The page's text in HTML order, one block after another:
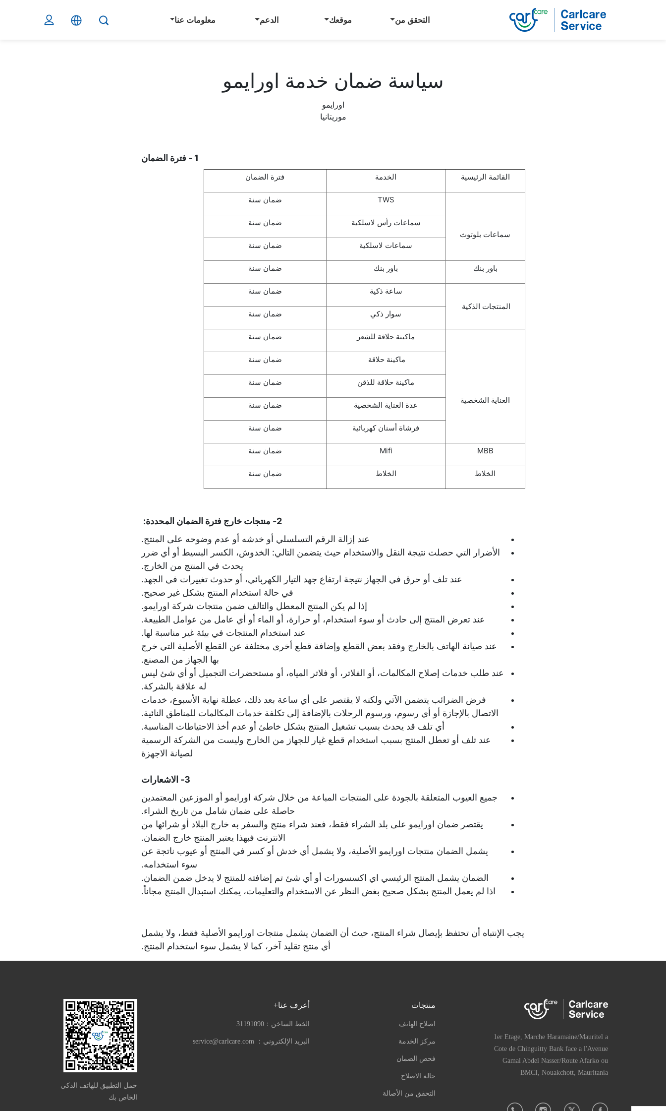
التحقق من موقعك الدعم معلومات عنا
سياسة ضمان خدمة اورايمو
اورايمو
موريتانيا
1 - فترة الضمان
القائمة الرئيسية الخدمة فترة الضمان
سماعات بلوتوث
TWS ضمان سنة
سماعات رأس لاسلكية ضمان سنة
سماعات لاسلكية ضمان سنة
باور بنك باور بنك ضمان سنة
المنتجات الذكية
ساعة ذكية ضمان سنة
سوار ذكي ضمان سنة
العناية الشخصية
ماكينة حلاقة للشعر ضمان سنة
ماكينة حلاقة ضمان سنة
ماكينة حلاقة للذقن ضمان سنة
عدة العناية الشخصية ضمان سنة
فرشاة أسنان كهربائية ضمان سنة
MBB
Mifi ضمان سنة
الخلاط الخلاط ضمان سنة
2- منتجات خارج فترة الضمان المحددة:
عند إزالة الرقم التسلسلي أو خدشه أو عدم وضوحه على المنتج.
الأضرار التي حصلت نتيجة النقل والاستخدام حيث يتضمن التالي: الخدوش، الكسر البسيط أو أي ضرر
يحدث في المنتج من الخارج.
عند تلف أو حرق في الجهاز نتيجة ارتفاع جهد التيار الكهربائي، أو حدوث تغييرات في الجهد.
في حالة استخدام المنتج بشكل غير صحيح.
إذا لم يكن المنتج المعطل والتالف ضمن منتجات شركة اورايمو.
عند تعرض المنتج إلى حادث أو سوء استخدام، أو حرارة، أو الماء أو أي عامل من عوامل الطبيعة.
عند استخدام المنتجات في بيئة غير مناسبة لها.
عند صيانة الهاتف بالخارج وفقد بعض القطع وإضافة قطع أخرى مختلفة عن القطع الأصلية التي خرج
بها الجهاز من المصنع.
عند طلب خدمات إصلاح المكالمات، أو الفلاتر، أو فلاتر المياه، أو مستحضرات التجميل أو أي شئ ليس
له علاقة بالشركة.
فرض الضرائب يتضمن الآتي ولكنه لا يقتصر على أي ساعة بعد ذلك، عطلة نهاية الأسبوع، خدمات
الاتصال بالإجازة أو أي رسوم، ورسوم الرحلات بالإضافة إلى تكلفة خدمات المكالمات للمناطق النائية.
أي تلف قد يحدث بسبب تشغيل المنتج بشكل خاطئ أو عدم أخذ الاحتياطات المناسبة.
عند تلف أو تعطل المنتج بسبب استخدام قطع غيار للجهاز من الخارج وليست من الشركة الرسمية
لصيانة الاجهزة
3- الاشعارات
جميع العيوب المتعلقة بالجودة على المنتجات المباعة من خلال شركة اورايمو أو الموزعين المعتمدين
حاصلة على ضمان شامل من تاريخ الشراء.
يقتصر ضمان اورايمو على بلد الشراء فقط، فعند شراء منتج والسفر به خارج البلاد أو شرائها من
الانترنت فبهذا يعتبر المنتج خارج الضمان.
يشمل الضمان منتجات اورايمو الأصلية، ولا يشمل أي خدش أو كسر في المنتج أو عيوب ناتجة عن
سوء استخدامه.
الضمان يشمل المنتج الرئيسي اي اكسسورات أو أي شئ تم إضافته للمنتج لا يدخل ضمن الضمان.
اذا لم يعمل المنتج بشكل صحيح بغض النظر عن الاستخدام والتعليمات، يمكنك استبدال المنتج مجاناً.
يجب الإنتباه أن تحتفظ بإيصال شراء المنتج، حيث أن الضمان يشمل منتجات اورايمو الأصلية فقط، ولا يشمل
أي منتج تقليد آخر، كما لا يشمل سوء استخدام المنتج.
1er Etage, Marche Haramaine/Mauritel a
Cote de Chinguitty Bank face a l'Avenue
Gamal Abdel Nasser/Route Afarko ou
BMCI, Nouakchott, Mauritania
منتجات
اصلاح الهاتف
مركز الخدمة
فحص الضمان
حالة الاصلاح
التحقق من الأصالة
أعرف عنا+
الخط الساخن： 31191090
البريد الإلكتروني： service@carlcare.com
حمل التطبيق للهاتف الذكي
الخاص بك